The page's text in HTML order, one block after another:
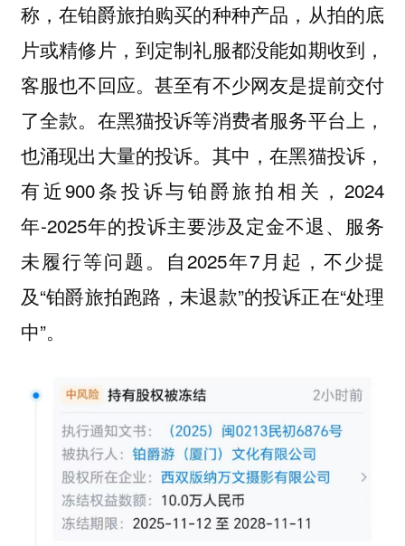
称，在铂爵旅拍购买的种种产品，从拍的底
片或精修片，到定制礼服都没能如期收到，
客服也不回应。甚至有不少网友是提前交付
了全款。在黑猫投诉等消费者服务平台上，
也涌现出大量的投诉。其中，在黑猫投诉，
有近900条投诉与铂爵旅拍相关，2024
年-2025年的投诉主要涉及定金不退、服务
未履行等问题。自2025年7月起，不少提
及“铂爵旅拍跑路，未退款”的投诉正在“处理
中”。